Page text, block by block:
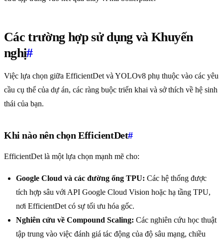
Các trường hợp sử dụng và Khuyến
nghị#
Việc lựa chọn giữa EfficientDet và YOLOv8 phụ thuộc vào các yêu
cầu cụ thể của dự án, các ràng buộc triển khai và sở thích về hệ sinh
thái của bạn.
Khi nào nên chọn EfficientDet#
EfficientDet là một lựa chọn mạnh mẽ cho:
Google Cloud và các đường ống TPU: Các hệ thống được
tích hợp sâu với API Google Cloud Vision hoặc hạ tầng TPU,
nơi EfficientDet có sự tối ưu hóa gốc.
Nghiên cứu về Compound Scaling: Các nghiên cứu học thuật
tập trung vào việc đánh giá tác động của độ sâu mạng, chiều